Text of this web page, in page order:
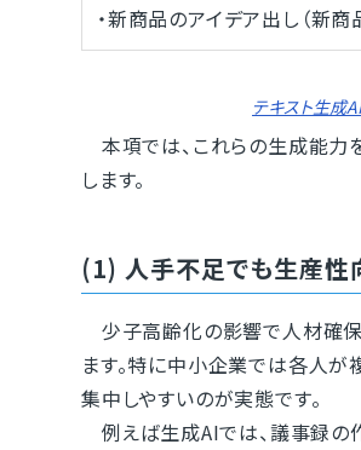
・新商品のアイデア出し（新商
テキスト生成
本項では、これらの生成能力
します。
(1) 人手不足でも生産性
少子高齢化の影響で人材確保
ます。特に中小企業では各人が
集中しやすいのが実態です。
例えば生成AIでは、議事録の